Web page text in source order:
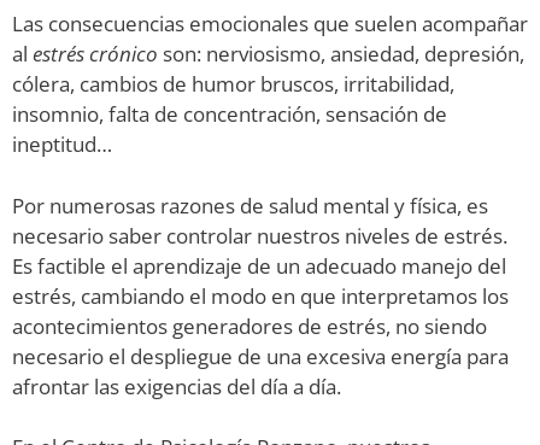
Las consecuencias emocionales que suelen acompañar
al estrés crónico son: nerviosismo, ansiedad, depresión,
cólera, cambios de humor bruscos, irritabilidad,
insomnio, falta de concentración, sensación de
ineptitud…
Por numerosas razones de salud mental y física, es
necesario saber controlar nuestros niveles de estrés.
Es factible el aprendizaje de un adecuado manejo del
estrés, cambiando el modo en que interpretamos los
acontecimientos generadores de estrés, no siendo
necesario el despliegue de una excesiva energía para
afrontar las exigencias del día a día.